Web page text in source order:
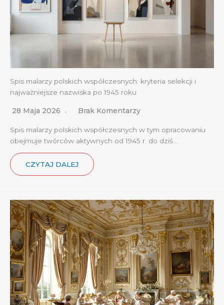
Spis malarzy polskich współczesnych: kryteria selekcji i
najważniejsze nazwiska po 1945 roku
28 Maja 2026 Brak Komentarzy
Spis malarzy polskich współczesnych w tym opracowaniu
obejmuje twórców aktywnych od 1945 r. do dziś…
CZYTAJ DALEJ